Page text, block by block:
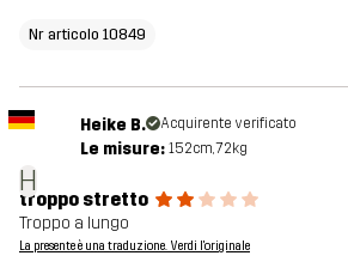
Nr articolo 10849
H
Heike B. Acquirente verificato
Le misure: 152cm, 72kg
troppo stretto
Troppo a lungo
La presente è una traduzione. Verdi l'originale